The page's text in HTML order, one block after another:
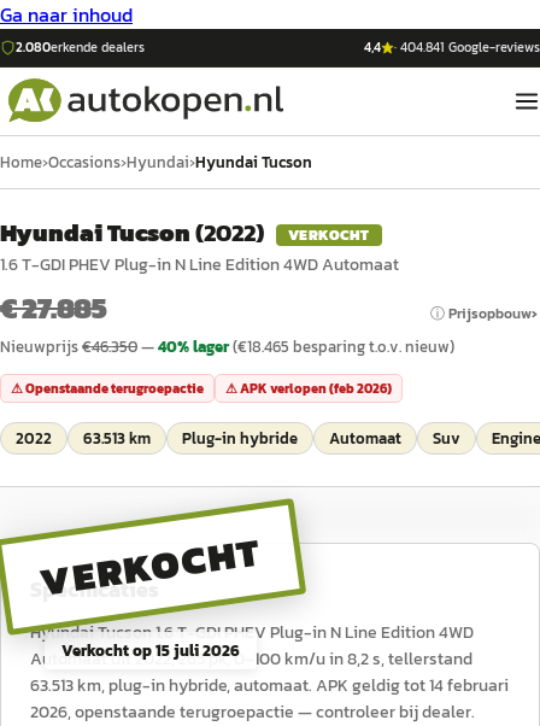
Ga naar inhoud
2.080erkende dealers 4,4 ·404.841 Google-reviews
Home›Occasions›Hyundai›Hyundai Tucson
Hyundai Tucson(2022) VERKOCHT
1.6 T-GDI PHEV Plug-in N Line Edition 4WD Automaat
€ 27.885 ⓘ Prijsopbouw
Nieuwprijs€46.350—40% lager(€18.465 besparing t.o.v. nieuw)
⚠ Openstaande terugroepactie ⚠ APK verlopen (feb 2026)
2022 63.513 km Plug-in hybride Automaat Suv
VERKOCHT
Verkocht op15 juli 2026
Specificaties
Hyundai Tucson 1.6 T-GDI PHEV Plug-in N Line Edition 4WD
Automaat uit 2022, 265 pk, 0–100 km/u in 8,2 s, tellerstand
63.513 km, plug-in hybride, automaat. APK geldig tot 14 februari
2026, openstaande terugroepactie — controleer bij dealer.